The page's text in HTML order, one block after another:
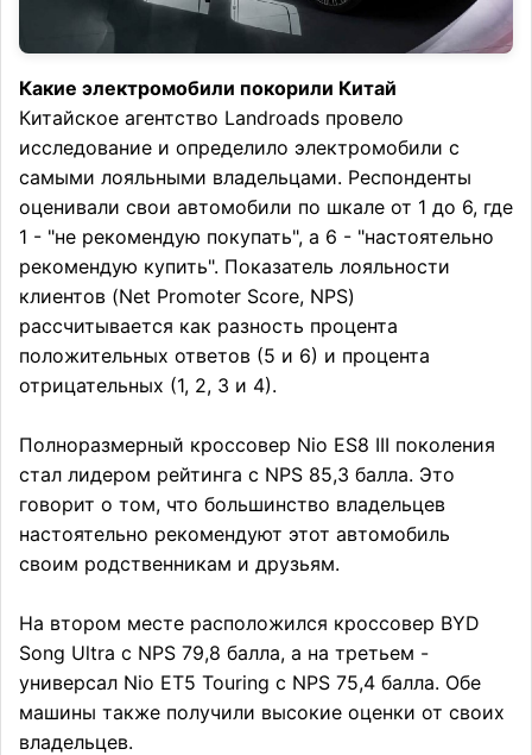
Какие электромобили покорили Китай
Китайское агентство Landroads провело
исследование и определило электромобили с
самыми лояльными владельцами. Респонденты
оценивали свои автомобили по шкале от 1 до 6, где
1 - "не рекомендую покупать", а 6 - "настоятельно
рекомендую купить". Показатель лояльности
клиентов (Net Promoter Score, NPS)
рассчитывается как разность процента
положительных ответов (5 и 6) и процента
отрицательных (1, 2, 3 и 4).
Полноразмерный кроссовер Nio ES8 III поколения
стал лидером рейтинга с NPS 85,3 балла. Это
говорит о том, что большинство владельцев
настоятельно рекомендуют этот автомобиль
своим родственникам и друзьям.
На втором месте расположился кроссовер BYD
Song Ultra с NPS 79,8 балла, а на третьем -
универсал Nio ET5 Touring с NPS 75,4 балла. Обе
машины также получили высокие оценки от своих
владельцев.